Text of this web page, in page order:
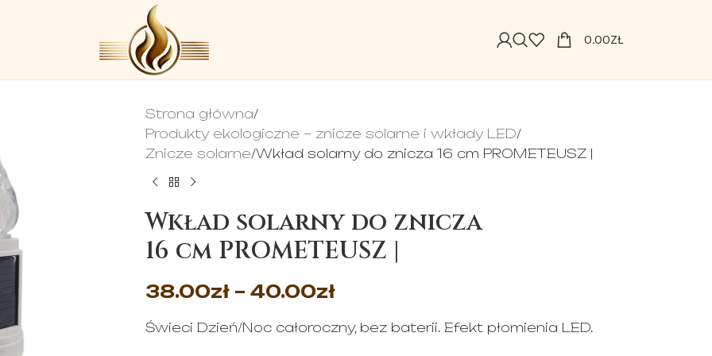
0.00ZŁ
Strona główna
Produkty ekologiczne – znicze solarne i wkłady LED
Znicze solarne Wkład solarny do znicza 16 cm PROMETEUSZ |
Wkład solarny do znicza
16 cm PROMETEUSZ |
38.00zł – 40.00zł
Świeci Dzień/Noc całoroczny, bez baterii. Efekt płomienia LED.